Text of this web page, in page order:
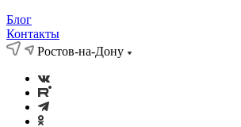
Блог
Контакты
Ростов-на-Дону